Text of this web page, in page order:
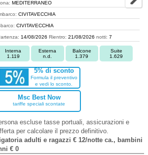
MEDITERRANEO
CIVITAVECCHIA
CIVITAVECCHIA
14/08/2026 Rientro: 21/08/2026 notti: 7
Interna
1.119
Esterna
n.d.
Balcone
1.379
Suite
1.629
5% di sconto
Formula il preventivo
e vedi lo sconto.
Msc Best Now
tariffe speciali scontate
escluse tasse portuali, assicurazioni e
per calcolare il prezzo definitivo.
adulti e ragazzi € 12/notte ca., bambini
€ 0